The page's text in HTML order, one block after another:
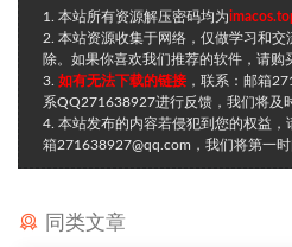
1. 本站所有资源解压密码均为
2. 本站资源收集于网络，仅做学习和
除。如果你喜欢我们推荐的软件，请购
3. 如有无法下载的链接 ，联系：邮箱
系QQ271638927进行反馈，我们将及
4. 本站发布的内容若侵犯到您的权益
箱271638927@qq.com，我们将第一时
同类文章